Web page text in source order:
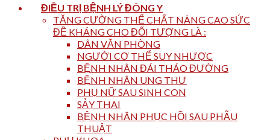
ĐIỀU TRỊ BỆNH LÝ ĐÔNG Y
TĂNG CƯỜNG THỂ CHẤT NÂNG CAO SỨC
ĐỀ KHÁNG CHO ĐỐI TƯỢNG LÀ :
DÂN VĂN PHÒNG
NGƯỜI CƠ THỂ SUY NHƯỢC
BỆNH NHÂN ĐÁI THÁO ĐƯỜNG
BỆNH NHÂN UNG THƯ
PHỤ NỮ SAU SINH CON
SẢY THAI
BỆNH NHÂN PHỤC HỒI SAU PHẪU
THUẬT